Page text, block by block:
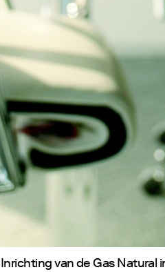
Inrichting van de Gas Natural